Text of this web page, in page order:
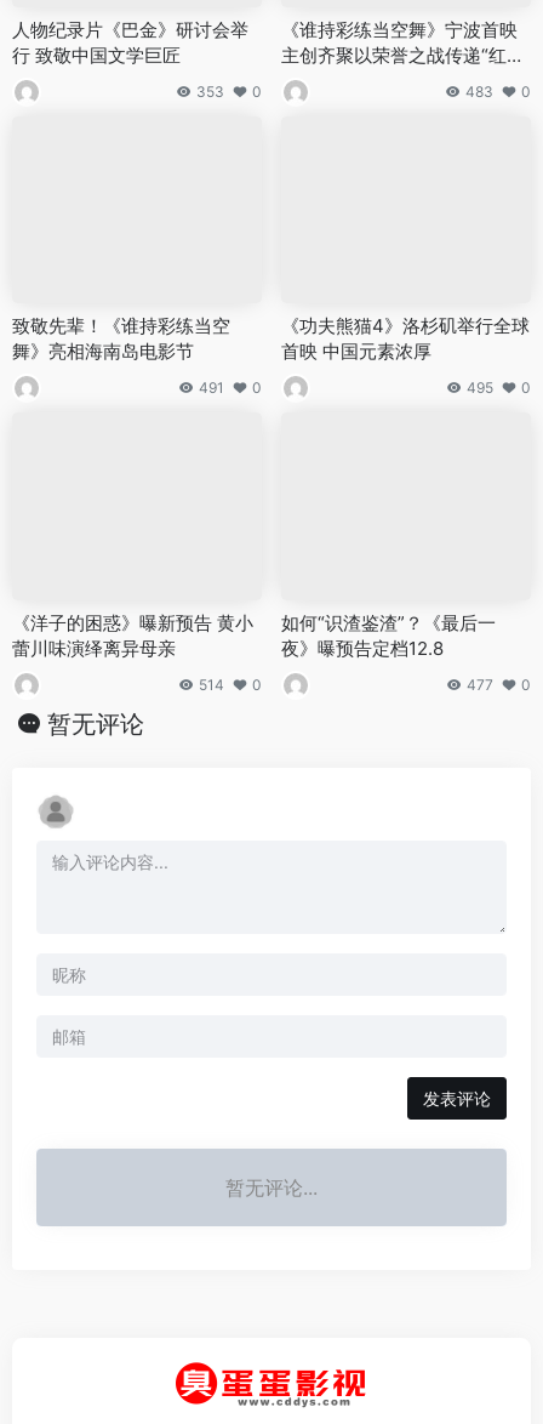
人物纪录片《巴金》研讨会举
行 致敬中国文学巨匠
353 0
《谁持彩练当空舞》宁波首映
主创齐聚以荣誉之战传递“红色
影响力”
483 0
致敬先辈！《谁持彩练当空
舞》亮相海南岛电影节
491 0
《功夫熊猫4》洛杉矶举行全球
首映 中国元素浓厚
495 0
《洋子的困惑》曝新预告 黄小
蕾川味演绎离异母亲
514 0
如何“识渣鉴渣”？《最后一
夜》曝预告定档12.8
477 0
暂无评论
发表评论
暂无评论...